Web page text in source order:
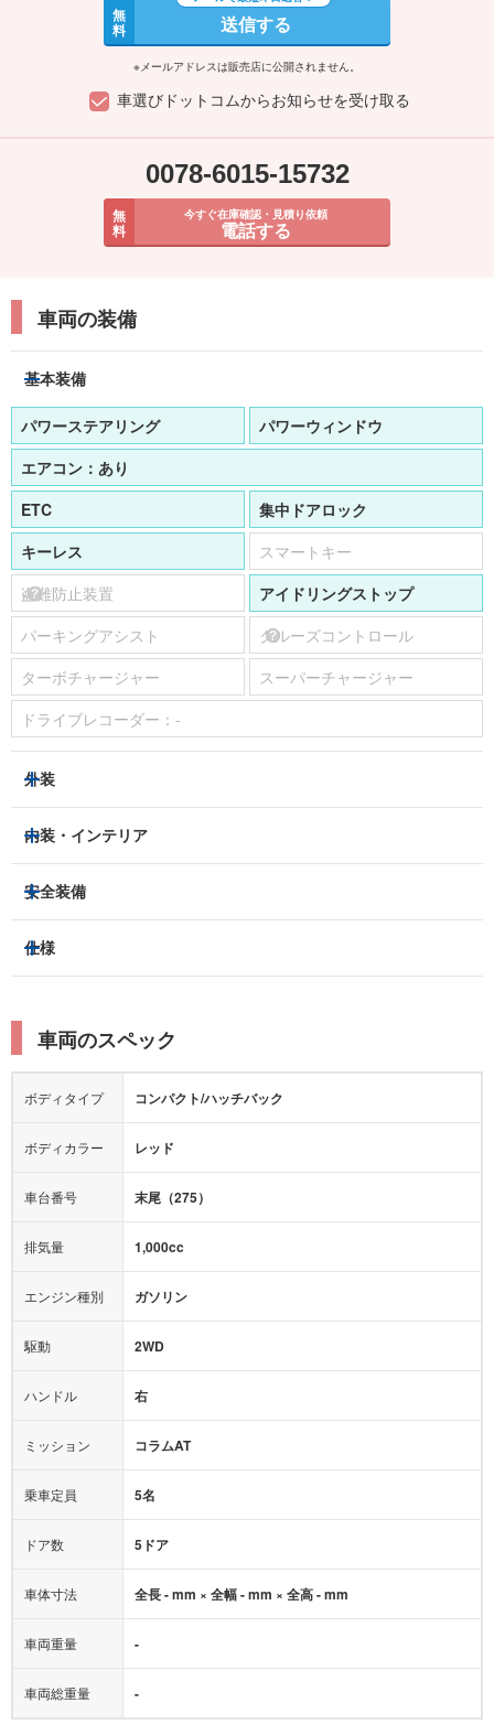
無
料 送信する
※メールアドレスは販売店に公開されません。
車選びドットコムからお知らせを受け取る
0078-6015-15732
無
料
今すぐ在庫確認・見積り依頼
電話する
車両の装備
基本装備
パワーステアリング
パワーウィンドウ
エアコン： あり
ETC
集中ドアロック
キーレス
スマートキー
盗難防止装置
アイドリングストップ
パーキングアシスト
クルーズコントロール
ターボチャージャー
スーパーチャージャー
ドライブレコーダー： -
外装
ハロゲンヘッドライト
アルミホイール：-
サンルーフ/ガラスルーフ
ルーフレール
エアロパーツ
ローダウン
内装・インテリア
3列シート
ベンチシート
パワーシート
シートヒーター
カーナビ：-
CD
ミュージックプレイヤー接続可
後席モニター
安全装備
トラクションコントロール
レーンキープアシスト
横滑り防止装置
衝突被害軽減プレーキ
カメラ：-
エアバッグ：
運転席 助手席
衝撃緩和ヘッドレスト
サポカー
アダプティブクルーズコントロール
ヒルディセントコントロール
オートマチックハイビーム
仕様
車両のスペック
ボディタイプ コンパクト/ハッチバック
ボディカラー レッド
車台番号 末尾（275）
排気量 1,000cc
エンジン種別 ガソリン
駆動 2WD
ハンドル 右
ミッション コラムAT
乗車定員 5名
ドア数 5ドア
車体寸法 全長 - mm × 全幅 - mm × 全高 - mm
車両重量 -
車両総重量 -